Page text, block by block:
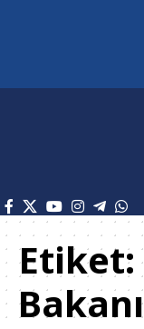
Etiket:
Bakanı